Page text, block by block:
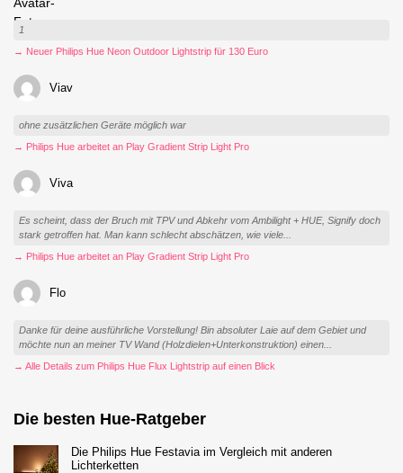
1
→ Neuer Philips Hue Neon Outdoor Lightstrip für 130 Euro
Viav
ohne zusätzlichen Geräte möglich war
→ Philips Hue arbeitet an Play Gradient Strip Light Pro
Viva
Es scheint, dass der Bruch mit TPV und Abkehr vom Ambilight + HUE, Signify doch
stark getroffen hat. Man kann schlecht abschätzen, wie viele...
→ Philips Hue arbeitet an Play Gradient Strip Light Pro
Flo
Danke für deine ausführliche Vorstellung! Bin absoluter Laie auf dem Gebiet und
möchte nun an meiner TV Wand (Holzdielen+Unterkonstruktion) einen...
→ Alle Details zum Philips Hue Flux Lightstrip auf einen Blick
Die besten Hue-Ratgeber
Die Philips Hue Festavia im Vergleich mit anderen
Lichterketten